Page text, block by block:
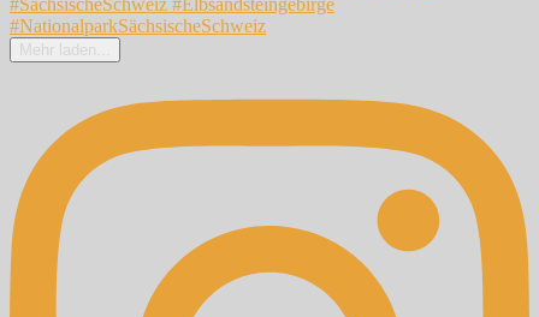
Mehr laden...